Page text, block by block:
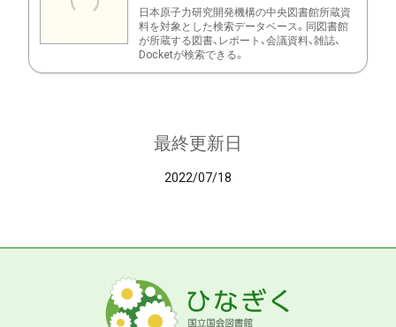
日本原子力研究開発機構の中央図書館所蔵資
料を対象とした検索データベース。同図書館
が所蔵する図書、レポート、会議資料、雑誌、
Docketが検索できる。
最終更新日
2022/07/18